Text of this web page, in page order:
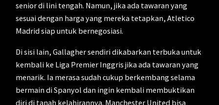
senior di lini tengah. Namun, jika ada tawaran yang
sesuai dengan harga yang mereka tetapkan, Atletico
Madrid siap untuk bernegosiasi.
Di sisi lain, Gallagher sendiri dikabarkan terbuka untuk
kembali ke Liga Premier Inggris jika ada tawaran yang
menarik. Ia merasa sudah cukup berkembang selama
bermain di Spanyol dan ingin kembali membuktikan
diri di tanah kelahirannya. Manchester United bisa